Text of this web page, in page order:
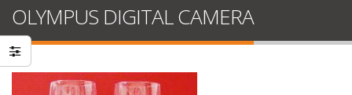
OLYMPUS DIGITAL CAMERA